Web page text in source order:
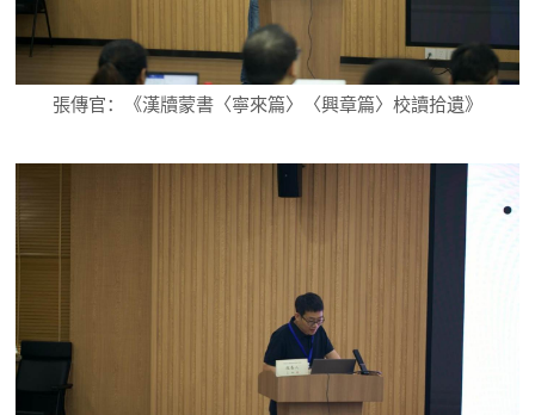
張傳官：《漢牘蒙書〈寧來篇〉〈興章篇〉校讀拾遺》